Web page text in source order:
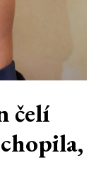
čelí